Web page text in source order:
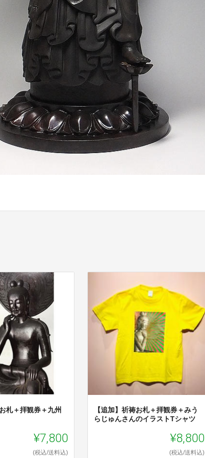
札＋拝観券＋九州
¥7,800
(税込/送料込)
【追加】祈祷お札＋拝観券＋みう
らじゅんさんのイラストTシャツ
¥8,800
(税込/送料込)